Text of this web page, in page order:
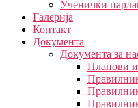
Ученички
Галерија
Контакт
Документа
Документа за
Планови